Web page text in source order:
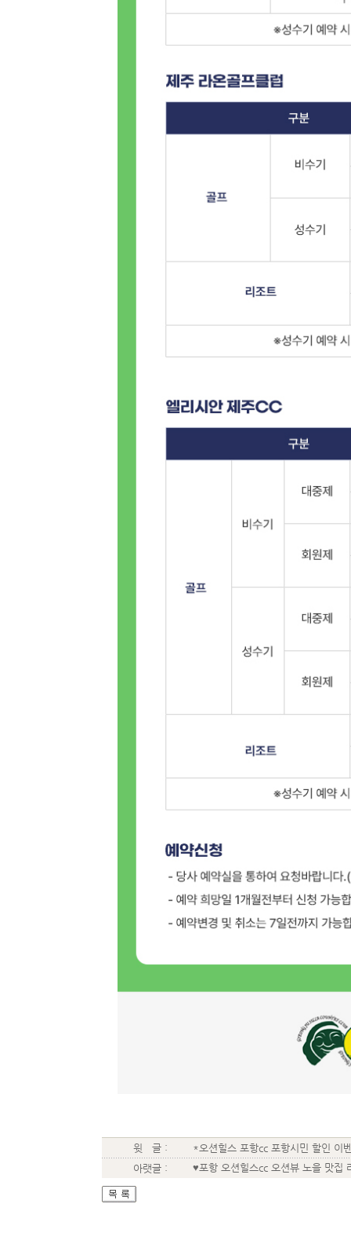
윗 글 :
*오션힐스 포항cc 포항시민 할인 이
아랫글 :
♥포항 오션힐스cc 오션뷰 노을 맛집